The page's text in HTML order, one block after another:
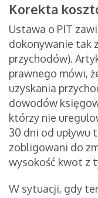
Korekta
Ustawa o PIT
dokonywanie tak
przychodów).
prawnego mówi,
uzyskania
dowodów
którzy nie
30 dni od upływu
zobligowani do
wysokość kwot z
W sytuacji, gdy